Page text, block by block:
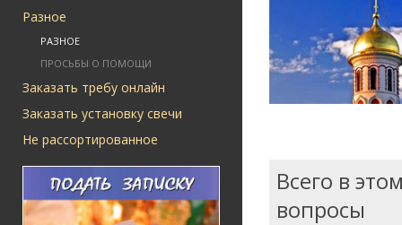
Разное
РАЗНОЕ
ПРОСЬБЫ О ПОМОЩИ
Заказать требу онлайн
Заказать установку свечи
Не рассортированное
Всего в
вопросы